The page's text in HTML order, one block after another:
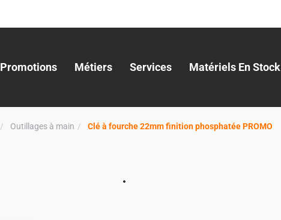
Promotions Métiers Services Matériels En Stock
Outillages à main Clé à fourche 22mm finition phosphatée PROMO